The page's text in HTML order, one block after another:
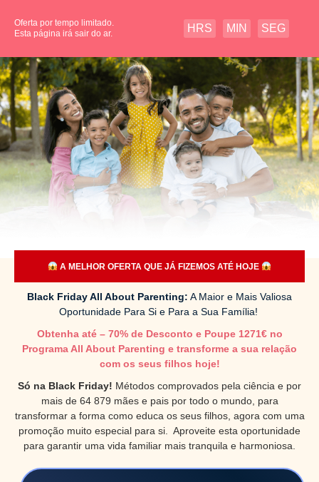
Oferta por tempo limitado.
Esta página irá sair do ar.
HRS MIN SEG
A MELHOR OFERTA QUE JÁ FIZEMOS ATÉ HOJE
Black Friday All About Parenting: A Maior e Mais Valiosa
Oportunidade Para Si e Para a Sua Família!
Obtenha até – 70% de Desconto e Poupe 1271€ no
Programa All About Parenting e transforme a sua relação
com os seus filhos hoje!
Só na Black Friday! Métodos comprovados pela ciência e por
mais de 64 879 mães e pais por todo o mundo, para
transformar a forma como educa os seus filhos, agora com uma
promoção muito especial para si. Aproveite esta oportunidade
para garantir uma vida familiar mais tranquila e harmoniosa.